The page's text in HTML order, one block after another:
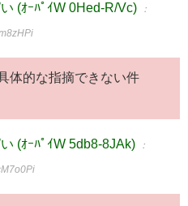
(ｵｰﾊﾟｲW 0Hed-R/Vc) ：
体的な指摘できない件
(ｵｰﾊﾟｲW 5db8-8JAk) ：